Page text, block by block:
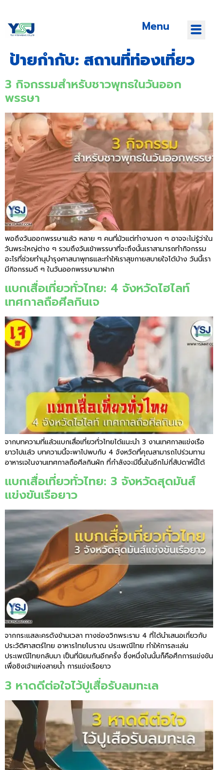
Menu
ป้ายกำกับ: สถานที่ท่องเที่ยว
3 กิจกรรมสำหรับชาวพุทธในวันออก
พรรษา
พอถึงวันออกพรรษาแล้ว หลาย ๆ คนที่มัวแต่ทำงานงก ๆ อาจจะไม่รู้ว่าใน
วันพระใหญ่ต่าง ๆ รวมถึงวันเข้าพรรษาที่จะถึงนั้นเราสามารถทำกิจกรรม
อะไรที่ช่วยทำนุบำรุงศาสนาพุทธและทำให้เราสุขกายสบายใจได้บ้าง วันนี้เรา
มีกิจกรรมดี ๆ ในวันออกพรรษามาฝาก
แบกเสื่อเที่ยวทั่วไทย: 4 จังหวัดไฮไลท์
เทศกาลถือศีลกินเจ
จากบทความที่แล้วแบกเสื่อเที่ยวทั่วไทยได้แนะนำ 3 งานเทศกาลแข่งเรือ
ยาวไปแล้ว บทความนี้จะพาไปพบกับ 4 จังหวัดที่คุณสามารถไปร่วมทาน
อาหารเจในงานเทศกาลถือศีลกินผัก ที่กำลังจะมีขึ้นในอีกไม่กี่สัปดาห์นี้ได้
แบกเสื่อเที่ยวทั่วไทย: 3 จังหวัดสุดมันส์
แข่งขันเรือยาว
จากกระแสละครดังข้ามเวลา ทางช่องวิกพระราม 4 ที่ได้นำเสนอเกี่ยวกับ
ประวัติศาสตร์ไทย อาหารไทยโบราณ ประเพณีไทย ทำให้การละเล่น
ประเพณีไทยกลับมา เป็นที่นิยมกันอีกครั้ง ซึ่งหนึ่งในนั้นก็คือศึกการแข่งขัน
เพื่อชิงเจ้าแห่งสายน้ำ การแข่งเรือยาว
3 หาดดีต่อใจไว้ปูเสื่อรับลมทะเล